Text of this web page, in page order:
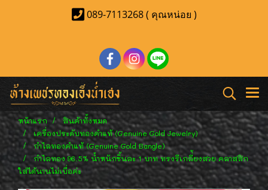
089-7113268 ( คุณหน่อย )
หน้าแรก
สินค้าทั้งหมด
เครื่องประดับทองคำแท้ (Genuine Gold Jewelry)
กำไลทองคำแท้ (Genuine Gold Bangle)
กำไลทอง 96.5% น้ำหนักชิ้นละ 1 บาท ทรงรีเกลี่้ยงสวย คลาสสิก
ใส่ได้นานไม่เบื่อค่ะ